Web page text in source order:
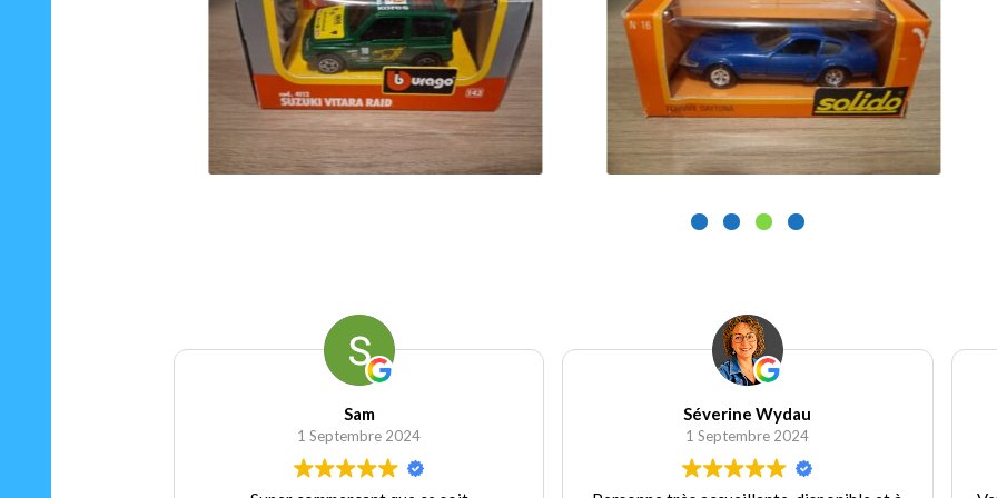
€
Ajouter au panier
25.00€
Ajouter au panier
Sam
1 Septembre 2024
Séverine Wydau
1 Septembre 2024